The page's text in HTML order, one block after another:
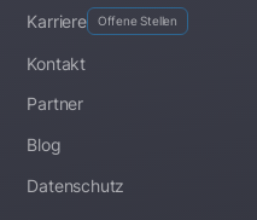
Karriere Offene Stellen
Kontakt
Partner
Blog
Datenschutz